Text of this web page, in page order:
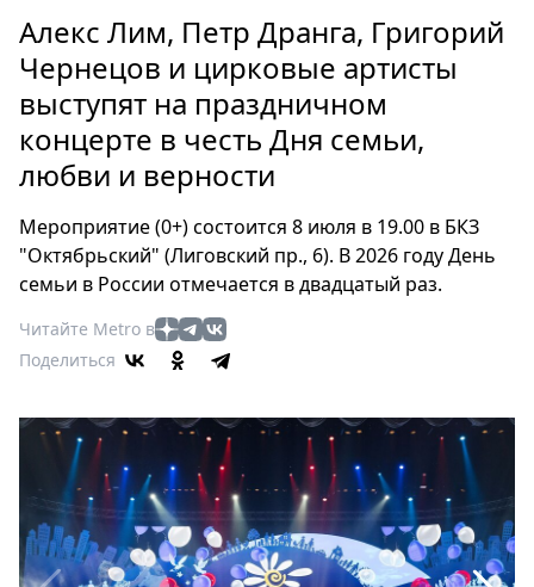
Россия
Мир
Здоровье
Еда
Туризм
Театр
Кино
Афиша
Книги
Выставки
релизы
О
Metro
Стримы
Спецпроекты
Алекс Лим, Петр Дранга, Григорий
Чернецов и цирковые артисты
выступят на праздничном
концерте в честь Дня семьи,
любви и верности
Мероприятие (0+) состоится 8 июля в 19.00 в БКЗ
"Октябрьский" (Лиговский пр., 6). В 2026 году День
семьи в России отмечается в двадцатый раз.
Читайте Metro в
Поделиться